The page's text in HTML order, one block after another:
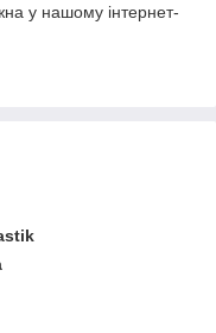
у нашому інтернет-